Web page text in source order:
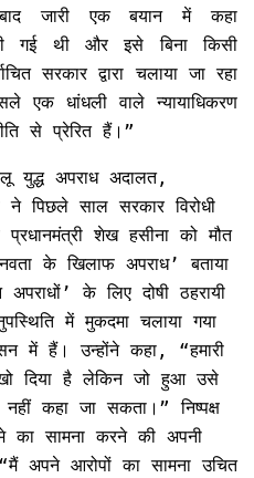
जारी एक बयान में कहा
गई थी और इसे बिना किसी
सरकार द्वारा चलाया जा रहा
एक धांधली वाले न्यायाधिकरण
से प्रेरित हैं।”
युद्ध अपराध अदालत,
ने पिछले साल सरकार विरोधी
प्रधानमंत्री शेख हसीना को मौत
के खिलाफ अपराध’ बताया
के लिए दोषी ठहरायी
में मुकदमा चलाया गया
में हैं। उन्होंने कहा, “हमारी
दिया है लेकिन जो हुआ उसे
नहीं कहा जा सकता।” निष्पक्ष
का सामना करने की अपनी
अपने आरोपों का सामना उचित